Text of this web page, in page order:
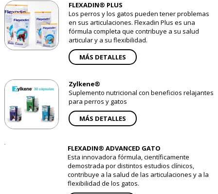
FLEXADIN® PLUS
Los perros y los gatos pueden tener problemas
en sus articulaciones. Flexadin Plus es una
fórmula completa que contribuye a su salud
articular y a su flexibilidad.
MÁS DETALLES
Zylkene®
Suplemento nutricional con beneficios relajantes
para perros y gatos
MÁS DETALLES
FLEXADIN® ADVANCED GATO
Esta innovadora fórmula, científicamente
demostrada por distintos estudios clínicos,
contribuye a la salud de las articulaciones y a la
flexibilidad de los gatos.